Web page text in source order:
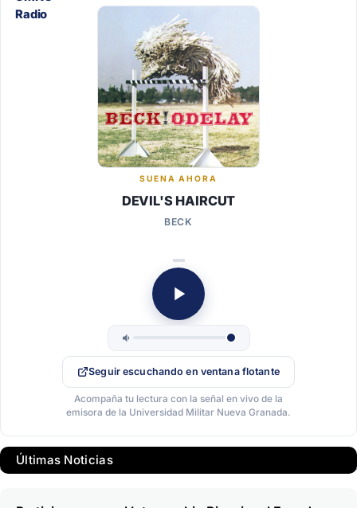
SUENA AHORA
DEVIL'S HAIRCUT
BECK
Seguir escuchando en ventana flotante
Acompaña tu lectura con la señal en vivo de la
emisora de la Universidad Militar Nueva Granada.
Últimas Noticias